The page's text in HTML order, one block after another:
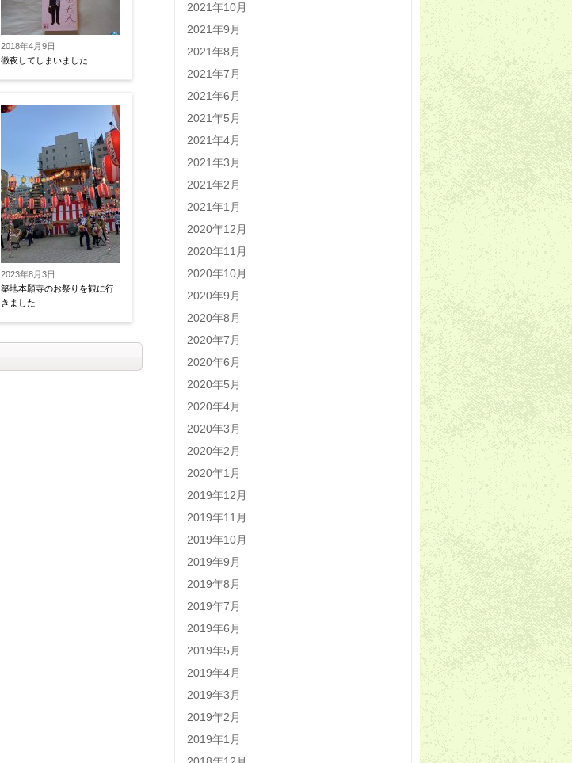
2018年4月9日
徹夜してしまいました
2023年8月3日
築地本願寺のお祭りを観に行
きました
2021年10月
2021年9月
2021年8月
2021年7月
2021年6月
2021年5月
2021年4月
2021年3月
2021年2月
2021年1月
2020年12月
2020年11月
2020年10月
2020年9月
2020年8月
2020年7月
2020年6月
2020年5月
2020年4月
2020年3月
2020年2月
2020年1月
2019年12月
2019年11月
2019年10月
2019年9月
2019年8月
2019年7月
2019年6月
2019年5月
2019年4月
2019年3月
2019年2月
2019年1月